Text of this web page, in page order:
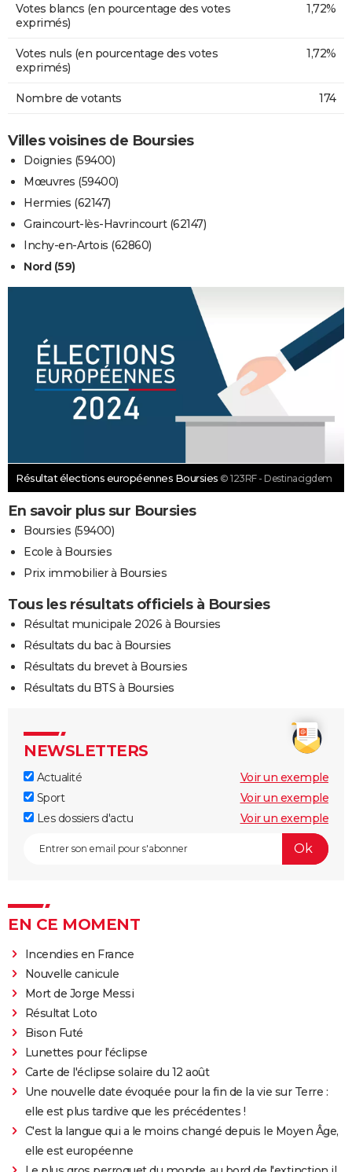
Votes blancs (en pourcentage des votes
exprimés)
1,72%
Votes nuls (en pourcentage des votes
exprimés)
1,72%
Nombre de votants 174
Villes voisines de Boursies
Doignies (59400)
Mœuvres (59400)
Hermies (62147)
Graincourt-lès-Havrincourt (62147)
Inchy-en-Artois (62860)
Nord (59)
Résultat élections européennes Boursies © 123RF - Destinacigdem
En savoir plus sur Boursies
Boursies (59400)
Ecole à Boursies
Prix immobilier à Boursies
Tous les résultats officiels à Boursies
Résultat municipale 2026 à Boursies
Résultats du bac à Boursies
Résultats du brevet à Boursies
Résultats du BTS à Boursies
NEWSLETTERS
Actualité
Voir un exemple
Sport
Voir un exemple
Les dossiers d'actu
Voir un exemple
EN CE MOMENT
Incendies en France
Nouvelle canicule
Mort de Jorge Messi
Résultat Loto
Bison Futé
Lunettes pour l'éclipse
Carte de l'éclipse solaire du 12 août
Une nouvelle date évoquée pour la fin de la vie sur Terre :
elle est plus tardive que les précédentes !
C'est la langue qui a le moins changé depuis le Moyen Âge,
elle est européenne